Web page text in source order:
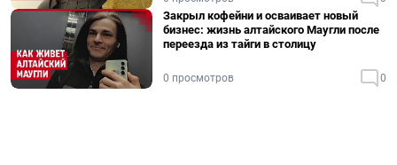
Закрыл кофейни и осваивает новый
бизнес: жизнь алтайского Маугли после
переезда из тайги в столицу
0 просмотров 0